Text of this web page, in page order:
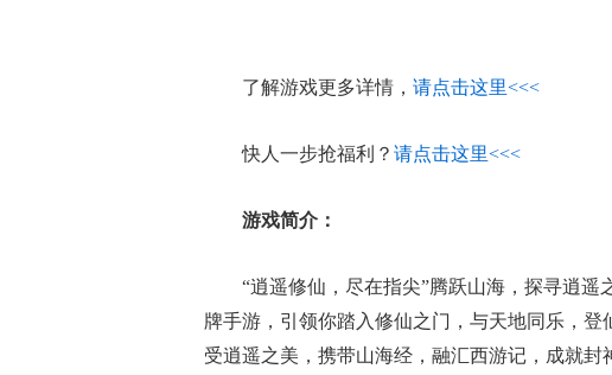
了解游戏更多详情， 请点击这里<<<
快人一步抢福利？ 请点击这里<<<
游戏简介：
“逍遥修仙，尽在指尖”腾跃山海，探寻逍
牌手游，引领你踏入修仙之门，与天地同乐，
受逍遥之美，携带山海经，融汇西游记，成就封